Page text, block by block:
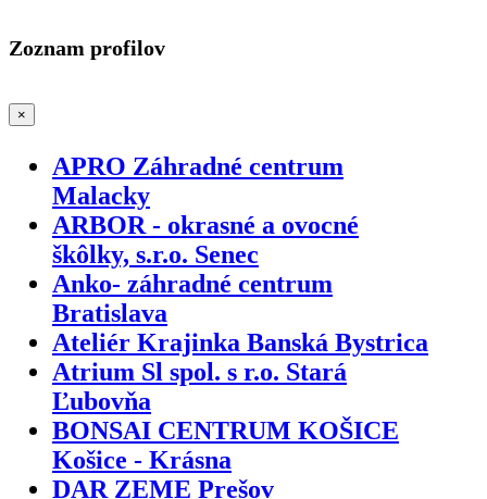
Zoznam profilov
×
APRO Záhradné centrum
Malacky
ARBOR - okrasné a ovocné
škôlky, s.r.o. Senec
Anko- záhradné centrum
Bratislava
Ateliér Krajinka Banská Bystrica
Atrium Sl spol. s r.o. Stará
Ľubovňa
BONSAI CENTRUM KOŠICE
Košice - Krásna
DAR ZEME Prešov